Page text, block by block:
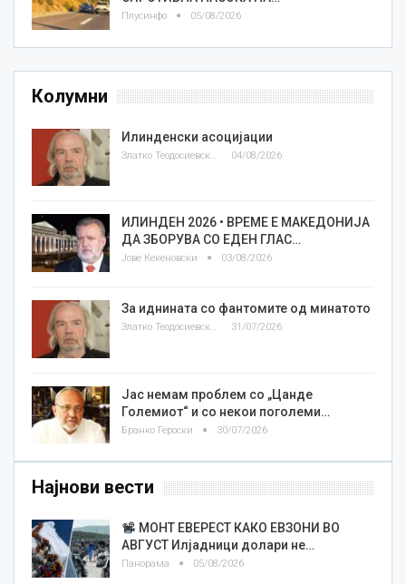
Плусинфо 05/08/2026
Колумни
Илинденски асоцијации
Златко Теодосиевски 04/08/2026
ИЛИНДЕН 2026 • ВРЕМЕ Е МАКЕДОНИЈА
ДА ЗБОРУВА СО ЕДЕН ГЛАС…
Јове Кекеновски 03/08/2026
За иднината со фантомите од минатото
Златко Теодосиевски 31/07/2026
Јас немам проблем со „Цанде
Големиот“ и со некои поголеми…
Бранко Героски 30/07/2026
Најнови вести
МОНТ ЕВЕРЕСТ КАКО ЕВЗОНИ ВО
АВГУСТ Илјадници долари не…
Панорама 05/08/2026